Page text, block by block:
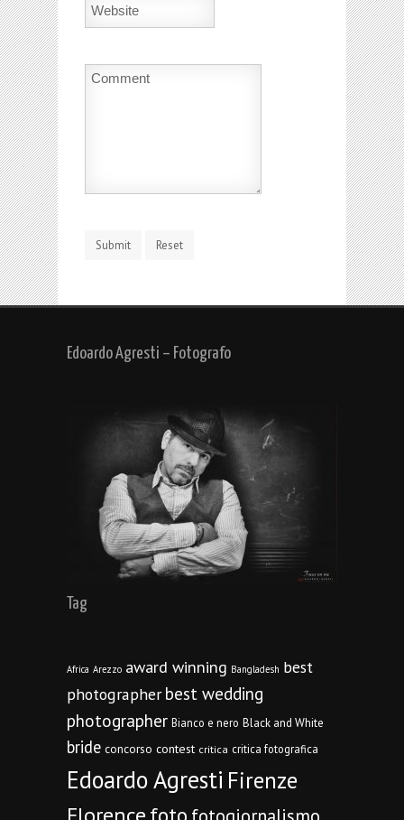
Edoardo Agresti – Fotografo
Tag
Africa Arezzo award winning Bangladesh best
photographer best wedding
photographer Bianco e nero Black and White
bride concorso contest critica critica fotografica
Edoardo Agresti Firenze